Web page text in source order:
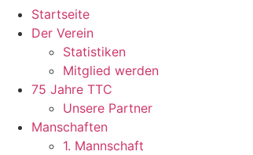
Startseite
Der Verein
Statistiken
Mitglied werden
75 Jahre TTC
Unsere Partner
Manschaften
1. Mannschaft